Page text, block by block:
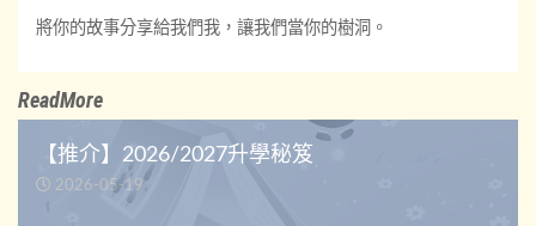
將你的故事分享給我們我，讓我們當你的樹洞。
ReadMore
【推介】2026/2027升學秘笈
2026-05-19